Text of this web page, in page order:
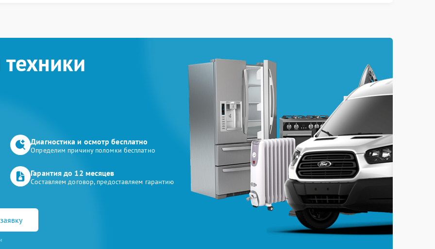
Диагностика и осмотр бесплатно
Определим причину поломки бесплатно
Гарантия до 12 месяцев
Составляем договор, предоставляем гарантию